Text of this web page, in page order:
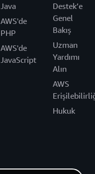
Java
AWS'de
PHP
AWS'de
JavaScript
Destek’e
Genel
Bakış
Uzman
Yardımı
Alın
AWS
Hukuk